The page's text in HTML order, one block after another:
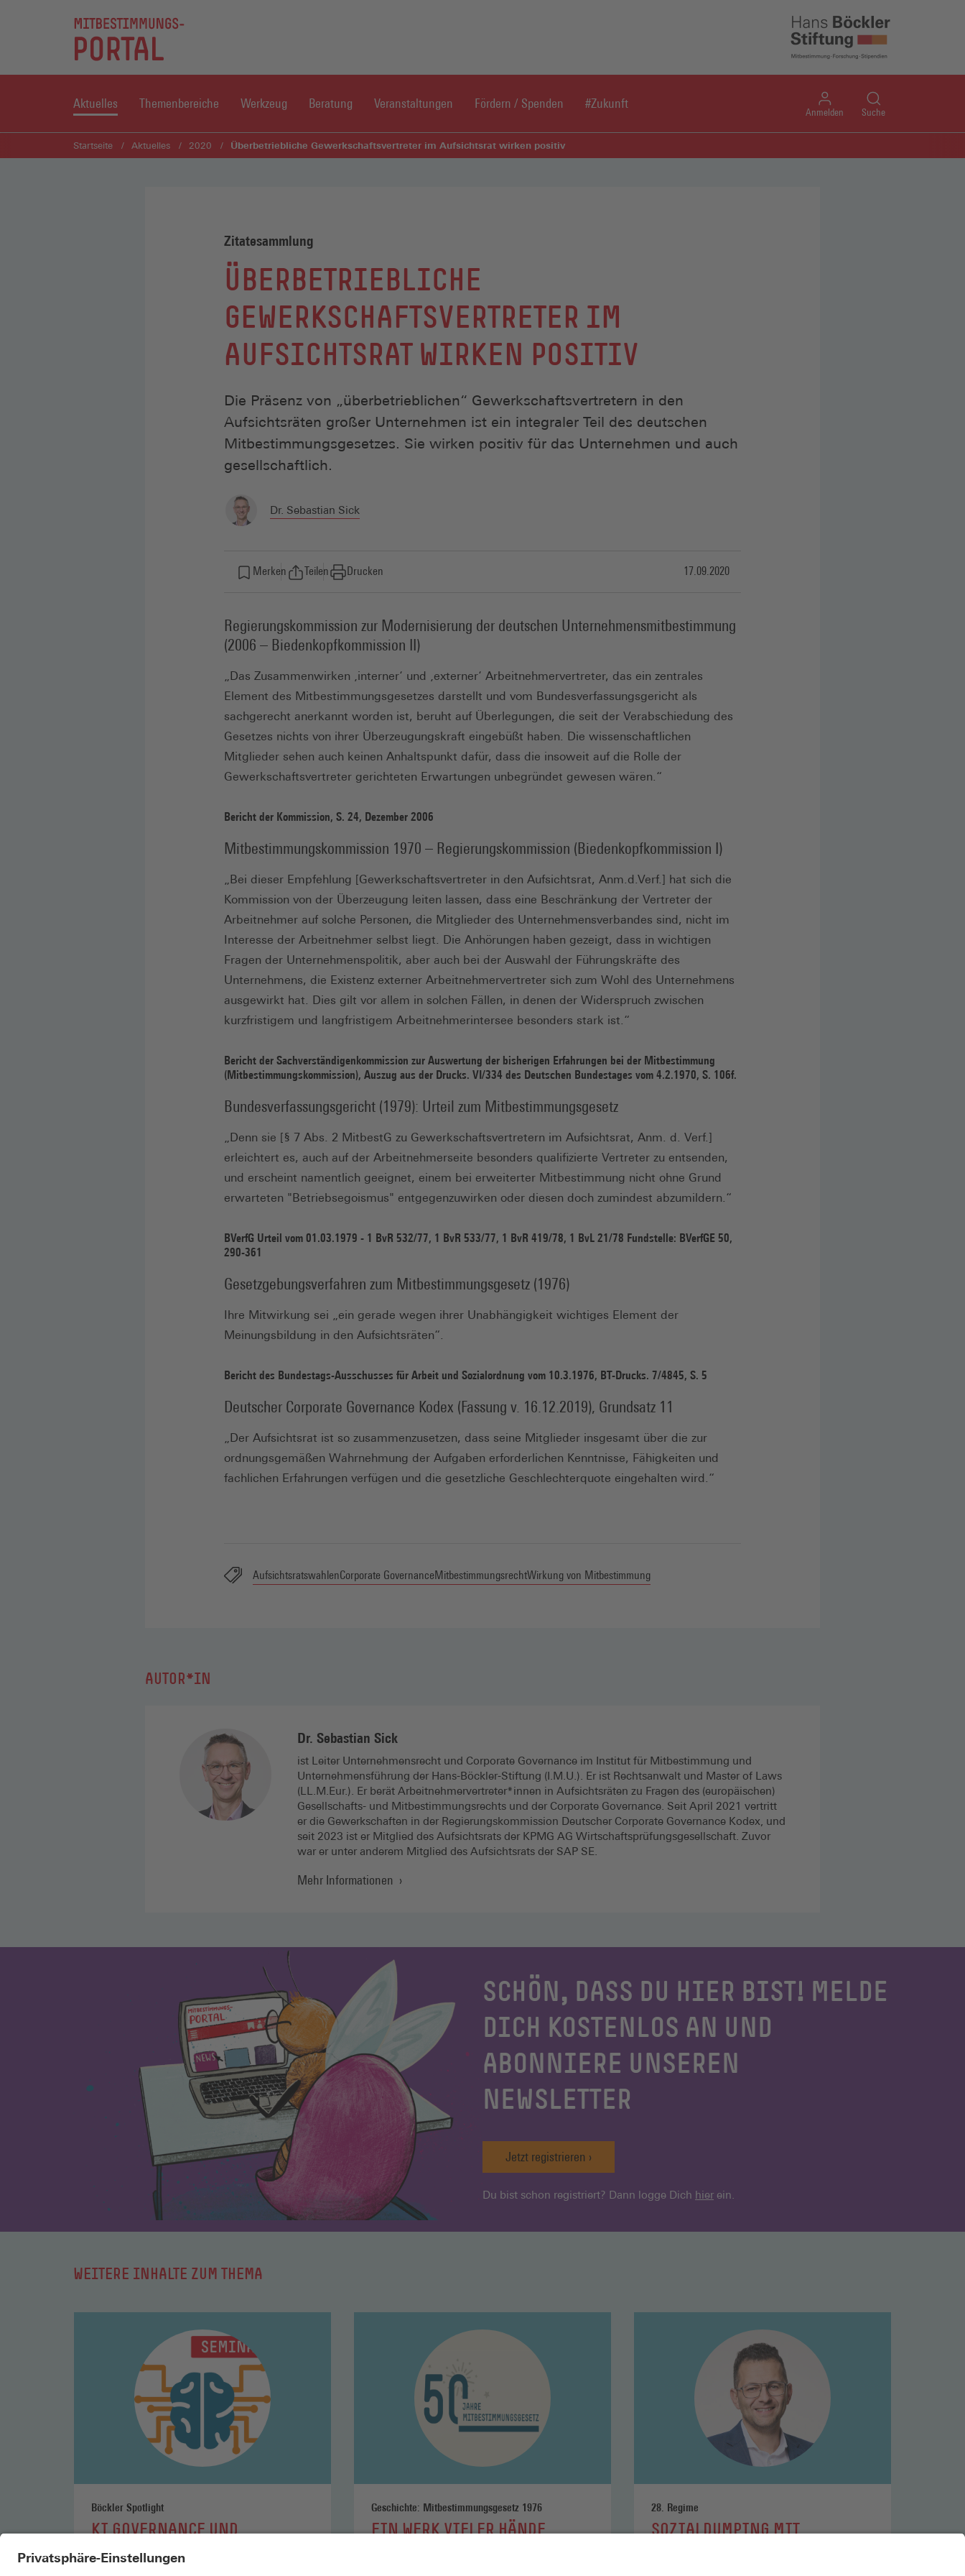
Aktuelles Themenbereiche Werkzeug Beratung Veranstaltungen Fördern / Spenden #Zukunft
Anmelden Suche
Startseite Aktuelles 2020 Überbetriebliche Gewerkschaftsvertreter im Aufsichtsrat wirken positiv
Zitatesammlung
ÜBERBETRIEBLICHE
GEWERKSCHAFTSVERTRETER IM
AUFSICHTSRAT WIRKEN POSITIV
Die Präsenz von „überbetrieblichen“ Gewerkschaftsvertretern in den
Aufsichtsräten großer Unternehmen ist ein integraler Teil des deutschen
Mitbestimmungsgesetzes. Sie wirken positiv für das Unternehmen und auch
gesellschaftlich.
Dr. Sebastian Sick
Merken Teilen Drucken 17.09.2020
Regierungskommission zur Modernisierung der deutschen Unternehmensmitbestimmung
(2006 – Biedenkopfkommission II)
„Das Zusammenwirken ‚interner‘ und ‚externer‘ Arbeitnehmervertreter, das ein zentrales
Element des Mitbestimmungsgesetzes darstellt und vom Bundesverfassungsgericht als
sachgerecht anerkannt worden ist, beruht auf Überlegungen, die seit der Verabschiedung des
Gesetzes nichts von ihrer Überzeugungskraft eingebüßt haben. Die wissenschaftlichen
Mitglieder sehen auch keinen Anhaltspunkt dafür, dass die insoweit auf die Rolle der
Gewerkschaftsvertreter gerichteten Erwartungen unbegründet gewesen wären.“
Bericht der Kommission, S. 24, Dezember 2006
Mitbestimmungskommission 1970 – Regierungskommission (Biedenkopfkommission I)
„Bei dieser Empfehlung [Gewerkschaftsvertreter in den Aufsichtsrat, Anm.d.Verf.] hat sich die
Kommission von der Überzeugung leiten lassen, dass eine Beschränkung der Vertreter der
Arbeitnehmer auf solche Personen, die Mitglieder des Unternehmensverbandes sind, nicht im
Interesse der Arbeitnehmer selbst liegt. Die Anhörungen haben gezeigt, dass in wichtigen
Fragen der Unternehmenspolitik, aber auch bei der Auswahl der Führungskräfte des
Unternehmens, die Existenz externer Arbeitnehmervertreter sich zum Wohl des Unternehmens
ausgewirkt hat. Dies gilt vor allem in solchen Fällen, in denen der Widerspruch zwischen
kurzfristigem und langfristigem Arbeitnehmerintersee besonders stark ist.“
Bericht der Sachverständigenkommission zur Auswertung der bisherigen Erfahrungen bei der Mitbestimmung
(Mitbestimmungskommission), Auszug aus der Drucks. VI/334 des Deutschen Bundestages vom 4.2.1970, S. 106f.
Bundesverfassungsgericht (1979): Urteil zum Mitbestimmungsgesetz
„Denn sie [§ 7 Abs. 2 MitbestG zu Gewerkschaftsvertretern im Aufsichtsrat, Anm. d. Verf.]
erleichtert es, auch auf der Arbeitnehmerseite besonders qualifizierte Vertreter zu entsenden,
und erscheint namentlich geeignet, einem bei erweiterter Mitbestimmung nicht ohne Grund
erwarteten "Betriebsegoismus" entgegenzuwirken oder diesen doch zumindest abzumildern.“
BVerfG Urteil vom 01.03.1979 - 1 BvR 532/77, 1 BvR 533/77, 1 BvR 419/78, 1 BvL 21/78 Fundstelle: BVerfGE 50,
290-361
Gesetzgebungsverfahren zum Mitbestimmungsgesetz (1976)
Ihre Mitwirkung sei „ein gerade wegen ihrer Unabhängigkeit wichtiges Element der
Meinungsbildung in den Aufsichtsräten“.
Bericht des Bundestags-Ausschusses für Arbeit und Sozialordnung vom 10.3.1976, BT-Drucks. 7/4845, S. 5
Deutscher Corporate Governance Kodex (Fassung v. 16.12.2019), Grundsatz 11
„Der Aufsichtsrat ist so zusammenzusetzen, dass seine Mitglieder insgesamt über die zur
ordnungsgemäßen Wahrnehmung der Aufgaben erforderlichen Kenntnisse, Fähigkeiten und
fachlichen Erfahrungen verfügen und die gesetzliche Geschlechterquote eingehalten wird.“
AufsichtsratswahlenCorporate GovernanceMitbestimmungsrechtWirkung von Mitbestimmung
AUTOR*IN
Dr. Sebastian Sick
ist Leiter Unternehmensrecht und Corporate Governance im Institut für Mitbestimmung und
Unternehmensführung der Hans-Böckler-Stiftung (I.M.U.). Er ist Rechtsanwalt und Master of Laws
(LL.M.Eur.). Er berät Arbeitnehmervertreter*innen in Aufsichtsräten zu Fragen des (europäischen)
Gesellschafts- und Mitbestimmungsrechts und der Corporate Governance. Seit April 2021 vertritt
er die Gewerkschaften in der Regierungskommission Deutscher Corporate Governance Kodex, und
seit 2023 ist er Mitglied des Aufsichtsrats der KPMG AG Wirtschaftsprüfungsgesellschaft. Zuvor
war er unter anderem Mitglied des Aufsichtsrats der SAP SE.
Mehr Informationen
SCHÖN, DASS DU HIER BIST! MELDE
DICH KOSTENLOS AN UND
ABONNIERE UNSEREN
NEWSLETTER
Jetzt registrieren
Du bist schon registriert? Dann logge Dich hier ein.
WEITERE INHALTE ZUM THEMA
Böckler Spotlight
KI GOVERNANCE UND
AUFSICHTSRATSARBEIT
Geschichte: Mitbestimmungsgesetz 1976
EIN WERK VIELER HÄNDE
28. Regime
SOZIALDUMPING MIT